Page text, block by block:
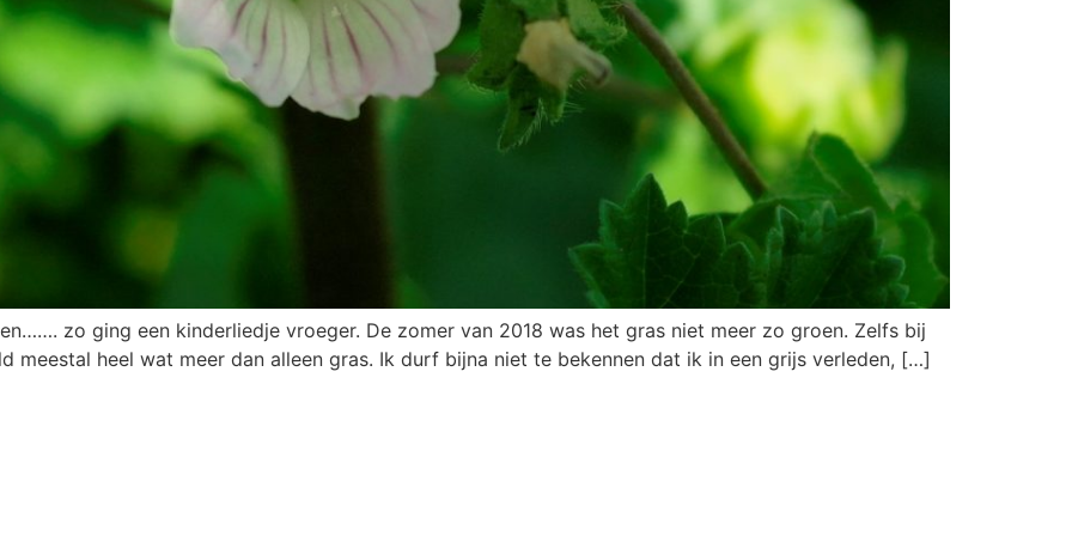
zo ging een kinderliedje vroeger. De zomer van 2018 was het gras niet meer zo groen. Zelfs bij
meestal heel wat meer dan alleen gras. Ik durf bijna niet te bekennen dat ik in een grijs verleden, […]